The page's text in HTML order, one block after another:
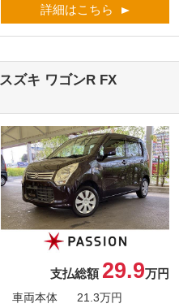
詳細はこちら
スズキ ワゴンR FX
支払総額 29.9万円
車両本体
21.3万円